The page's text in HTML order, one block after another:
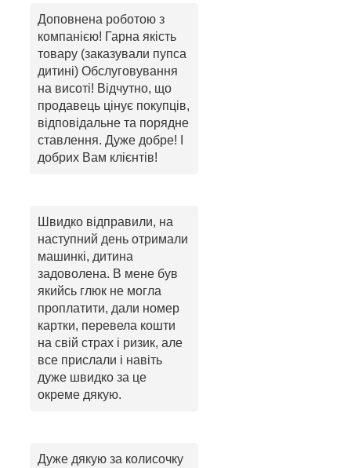
Доповнена роботою з
компанією! Гарна якість
товару (заказували пупса
дитині) Обслуговування
на висоті! Відчутно, що
продавець цінує покупців,
відповідальне та порядне
ставлення. Дуже добре! І
добрих Вам клієнтів!
Швидко відправили, на
наступний день отримали
машинкі, дитина
задоволена. В мене був
якийсь глюк не могла
проплатити, дали номер
картки, перевела кошти
на свій страх і ризик, але
все прислали і навіть
дуже швидко за це
окреме дякую.
Дуже дякую за колисочку